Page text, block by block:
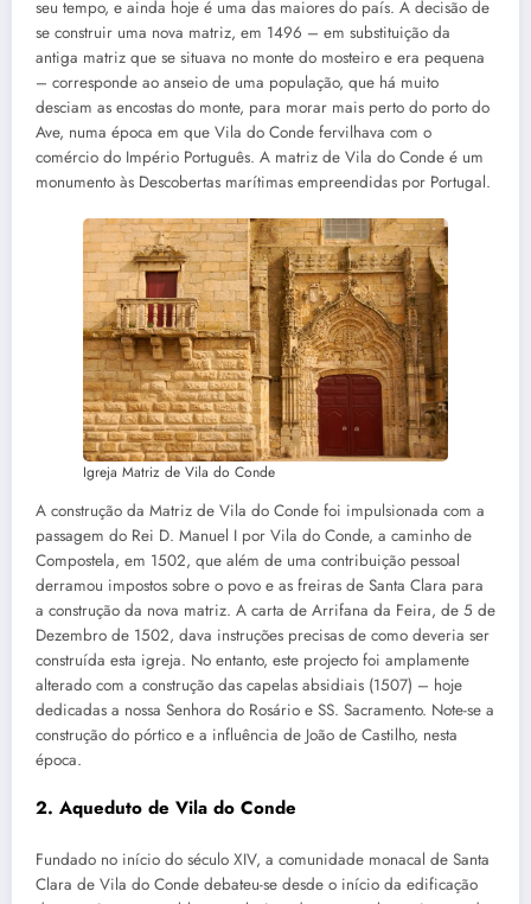
seu tempo, e ainda hoje é uma das maiores do país. A decisão de
se construir uma nova matriz, em 1496 – em substituição da
antiga matriz que se situava no monte do mosteiro e era pequena
– corresponde ao anseio de uma população, que há muito
desciam as encostas do monte, para morar mais perto do porto do
Ave, numa época em que Vila do Conde fervilhava com o
comércio do Império Português. A matriz de Vila do Conde é um
monumento às Descobertas marítimas empreendidas por Portugal.
Igreja Matriz de Vila do Conde
A construção da Matriz de Vila do Conde foi impulsionada com a
passagem do Rei D. Manuel I por Vila do Conde, a caminho de
Compostela, em 1502, que além de uma contribuição pessoal
derramou impostos sobre o povo e as freiras de Santa Clara para
a construção da nova matriz. A carta de Arrifana da Feira, de 5 de
Dezembro de 1502, dava instruções precisas de como deveria ser
construída esta igreja. No entanto, este projecto foi amplamente
alterado com a construção das capelas absidiais (1507) – hoje
dedicadas a nossa Senhora do Rosário e SS. Sacramento. Note-se a
construção do pórtico e a influência de João de Castilho, nesta
época.
2. Aqueduto de Vila do Conde
Fundado no início do século XIV, a comunidade monacal de Santa
Clara de Vila do Conde debateu-se desde o início da edificação